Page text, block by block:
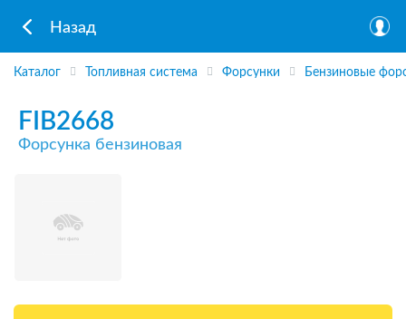
Назад
Каталог Топливная система Форсунки Бензиновые
FIB2668
Форсунка бензиновая